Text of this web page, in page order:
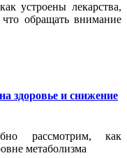
устроены лекарства,
обращать внимание
здоровье и снижение
рассмотрим, как
метаболизма